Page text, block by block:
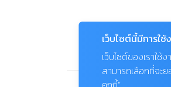
เป็นสกุลที่นิยมพัฒน
สกุลคัทลียาและสกุ
& allied
เว็บไซต์นี้มีการใ
เว็บไซต์ของเราใ
สามารถเลือกที่จะ